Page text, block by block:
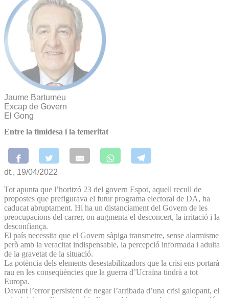
Jaume Bartumeu
Excap de Govern
El Gong
Entre la timidesa i la temeritat
dt., 19/04/2022
Tot apunta que l’horitzó 23 del govern Espot, aquell recull de
propostes que prefigurava el futur programa electoral de DA, ha
caducat abruptament. Hi ha un distanciament del Govern de les
preocupacions del carrer, on augmenta el desconcert, la irritació i la
desconfiança.
El país necessita que el Govern sàpiga transmetre, sense alarmisme
però amb la veracitat indispensable, la percepció informada i adulta
de la gravetat de la situació.
La potència dels elements desestabilitzadors que la crisi ens portarà
rau en les conseqüències que la guerra d’Ucraïna tindrà a tot
Europa.
Davant l’error persistent de negar l’arribada d’una crisi galopant, el